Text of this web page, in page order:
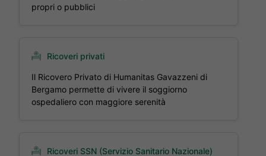
propri o pubblici
Ricoveri privati
Il Ricovero Privato di Humanitas Gavazzeni di
Bergamo permette di vivere il soggiorno
ospedaliero con maggiore serenità
Ricoveri SSN (Servizio Sanitario Nazionale)